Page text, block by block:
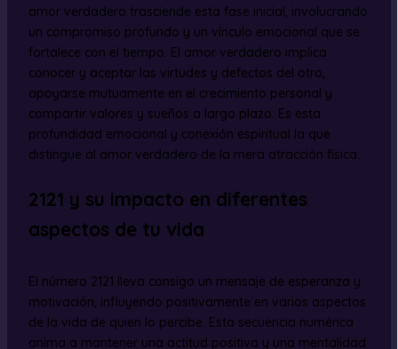
amor verdadero trasciende esta fase inicial, involucrando
un compromiso profundo y un vínculo emocional que se
fortalece con el tiempo. El amor verdadero implica
conocer y aceptar las virtudes y defectos del otro,
apoyarse mutuamente en el crecimiento personal y
compartir valores y sueños a largo plazo. Es esta
profundidad emocional y conexión espiritual la que
distingue al amor verdadero de la mera atracción física.
2121 y su impacto en diferentes
aspectos de tu vida
El número 2121 lleva consigo un mensaje de esperanza y
motivación, influyendo positivamente en varios aspectos
de la vida de quien lo percibe. Esta secuencia numérica
anima a mantener una actitud positiva y una mentalidad